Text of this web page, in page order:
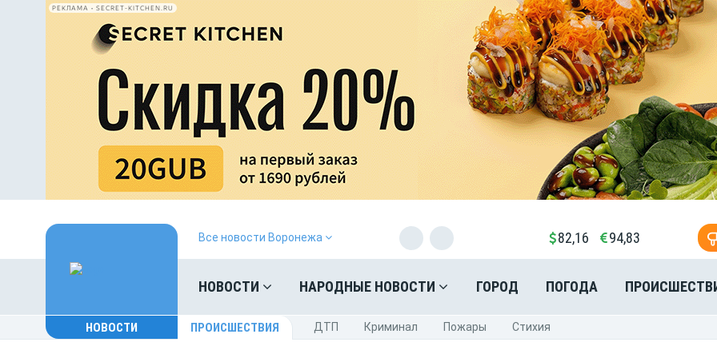
РЕКЛАМА • SECRET-KITCHEN.RU
Все новости Воронежа 82,16 94,83
НОВОСТИ НАРОДНЫЕ НОВОСТИ ГОРОД ПОГОДА
НОВОСТИ ПРОИСШЕСТВИЯ ДТП Криминал Пожары Стихия